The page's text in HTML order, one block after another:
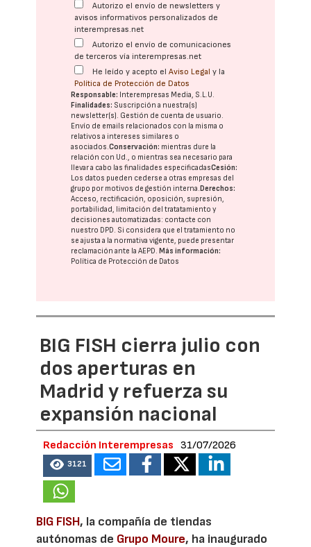
Autorizo el envío de newsletters y
avisos informativos personalizados de
interempresas.net
Autorizo el envío de comunicaciones
de terceros vía interempresas.net
He leído y acepto elAviso Legal y la
Política de Protección de Datos
Responsable: Interempresas Media, S.L.U.
Finalidades: Suscripción a nuestra(s)
newsletter(s). Gestión de cuenta de usuario.
Envío de emails relacionados con la misma o
relativos a intereses similares o
asociados.Conservación: mientras dure la
relación con Ud., o mientras sea necesario para
llevar a cabo las finalidades especificadasCesión:
Los datos pueden cederse a otras empresas del
grupo por motivos de gestión interna. Derechos:
Acceso, rectificación, oposición, supresión,
portabilidad, limitación del tratatamiento y
decisiones automatizadas: contacte con
nuestro DPD. Si considera que el tratamiento no
se ajusta a la normativa vigente, puede presentar
reclamación ante laAEPD. Más información:
Política de Protección de Datos
BIG FISH cierra julio con
dos aperturas en
Madrid y refuerza su
expansión nacional
Redacción Interempresas 31/07/2026
3121
BIG FISH, la compañía de tiendas
autónomas de Grupo Moure, ha inaugurado